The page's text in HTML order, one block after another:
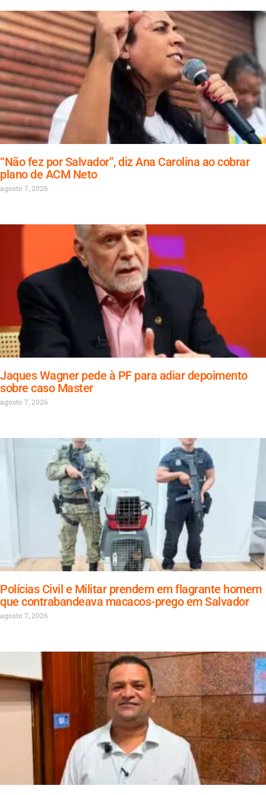
“Não fez por Salvador”, diz Ana Carolina ao cobrar
plano de ACM Neto
agosto 7, 2026
Jaques Wagner pede à PF para adiar depoimento
sobre caso Master
agosto 7, 2026
Polícias Civil e Militar prendem em flagrante homem
que contrabandeava macacos-prego em Salvador
agosto 7, 2026